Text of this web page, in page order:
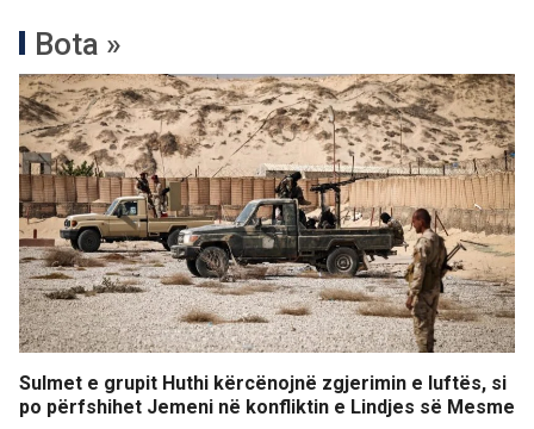
Bota »
Sulmet e grupit Huthi kërcënojnë zgjerimin e luftës, si
po përfshihet Jemeni në konfliktin e Lindjes së Mesme